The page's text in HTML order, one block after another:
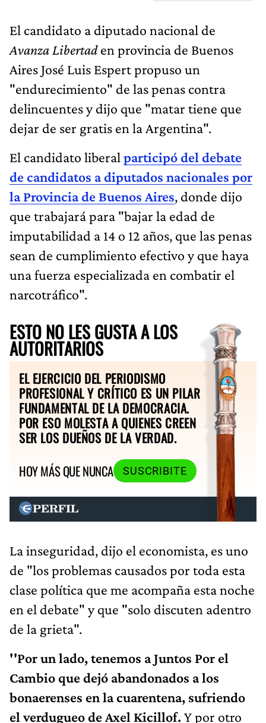
El candidato a diputado nacional de
Avanza Libertaden provincia de Buenos
Aires José Luis Espert propuso un
"endurecimiento" de las penas contra
delincuentes y dijo que "matar tiene que
dejar de ser gratis en la Argentina".
El candidato liberal participó del debate
de candidatos a diputados nacionales por
la Provincia de Buenos Aires, donde dijo
que trabajará para "bajar la edad de
imputabilidad a 14 o 12 años, que las penas
sean de cumplimiento efectivo y que haya
una fuerza especializada en combatir el
narcotráfico".
ESTO NO LES GUSTA A LOS
AUTORITARIOS
EL EJERCICIO DEL PERIODISMO
PROFESIONAL Y CRÍTICO ES UN PILAR
FUNDAMENTAL DE LA DEMOCRACIA.
POR ESO MOLESTA A QUIENES CREEN
SER LOS DUEÑOS DE LA VERDAD.
HOY MÁS QUE NUNCA
SUSCRIBITE
La inseguridad, dijo el economista, es uno
de "los problemas causados por toda esta
clase política que me acompaña esta noche
en el debate" y que "solo discuten adentro
de la grieta".
''Por un lado, tenemos a Juntos Por el
Cambio que dejó abandonados a los
bonaerenses en la cuarentena, sufriendo
el verdugueo de Axel Kicillof. Y por otro